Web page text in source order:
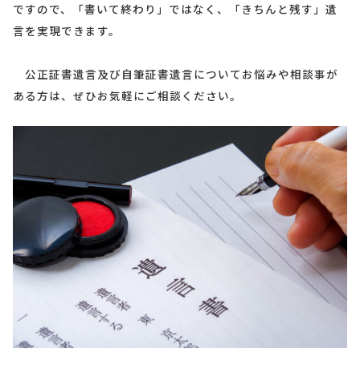
ですので、「書いて終わり」ではなく、「きちんと残す」遺
言を実現できます。
公正証書遺言及び自筆証書遺言についてお悩みや相談事が
ある方は、ぜひお気軽にご相談ください。